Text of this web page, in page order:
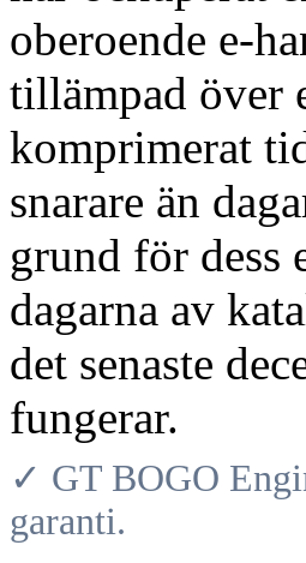
oberoende e-
tillämpad över
komprimerat
snarare än
grund för dess
dagarna av
det senaste
fungerar.
✓ GT BOGO
garanti.